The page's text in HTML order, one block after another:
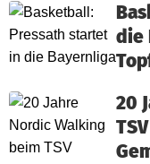
die
20